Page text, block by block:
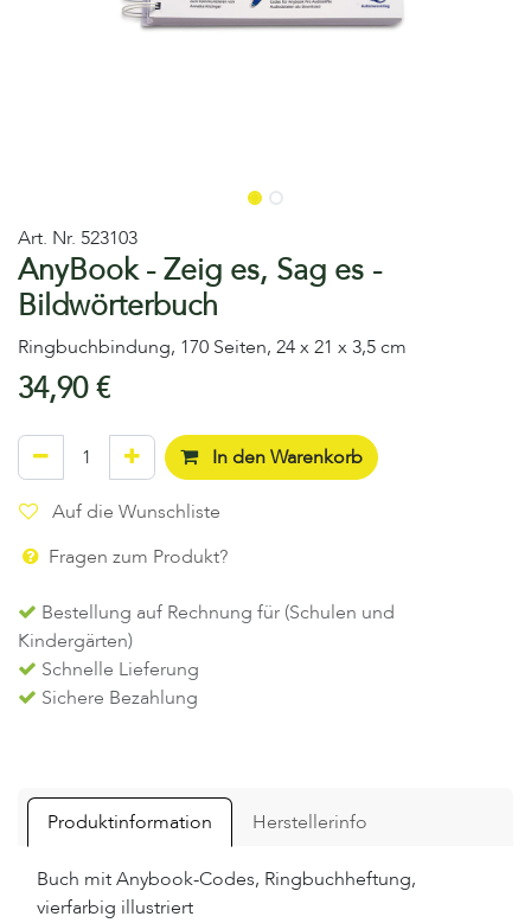
Art. Nr. 523103
AnyBook - Zeig es, Sag es -
Bildwörterbuch
Ringbuchbindung, 170 Seiten, 24 x 21 x 3,5 cm
34,90€
In den Warenkorb
Auf die Wunschliste
Fragen zum Produkt?
Bestellung auf Rechnung für (Schulen und
Kindergärten)
Schnelle Lieferung
Sichere Bezahlung
Produktinformation Herstellerinfo
Buch mit Anybook-Codes, Ringbuchheftung,
vierfarbig illustriert